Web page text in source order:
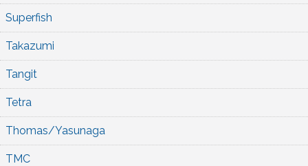
Superfish
Takazumi
Tangit
Tetra
Thomas/Yasunaga
TMC